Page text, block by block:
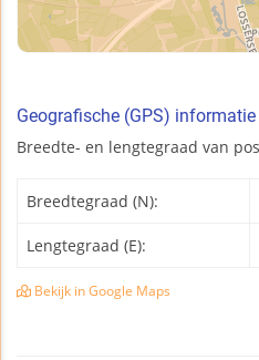
Geografische (GPS)
Breedte- en lengtegraad van
Breedtegraad (N):
Lengtegraad (E):
Bekijk in Google Maps